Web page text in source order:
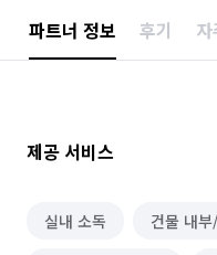
파트너 정보 후기
제공 서비스
실내 소독 건물 내